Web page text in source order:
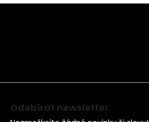
Z
Odebírat newsletter